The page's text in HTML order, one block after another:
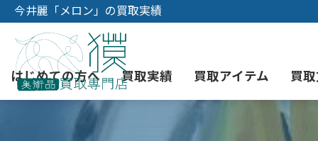
今井麗「メロン」の買取実績
はじめての方へ 買取実績 買取アイテム 買